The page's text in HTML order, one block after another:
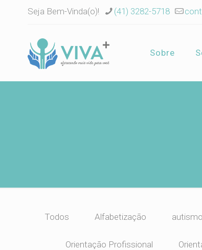
Seja Bem-Vinda(o)! (41) 3282-5718
Sobre
Todos Alfabetização autismo
Orientação Profissional